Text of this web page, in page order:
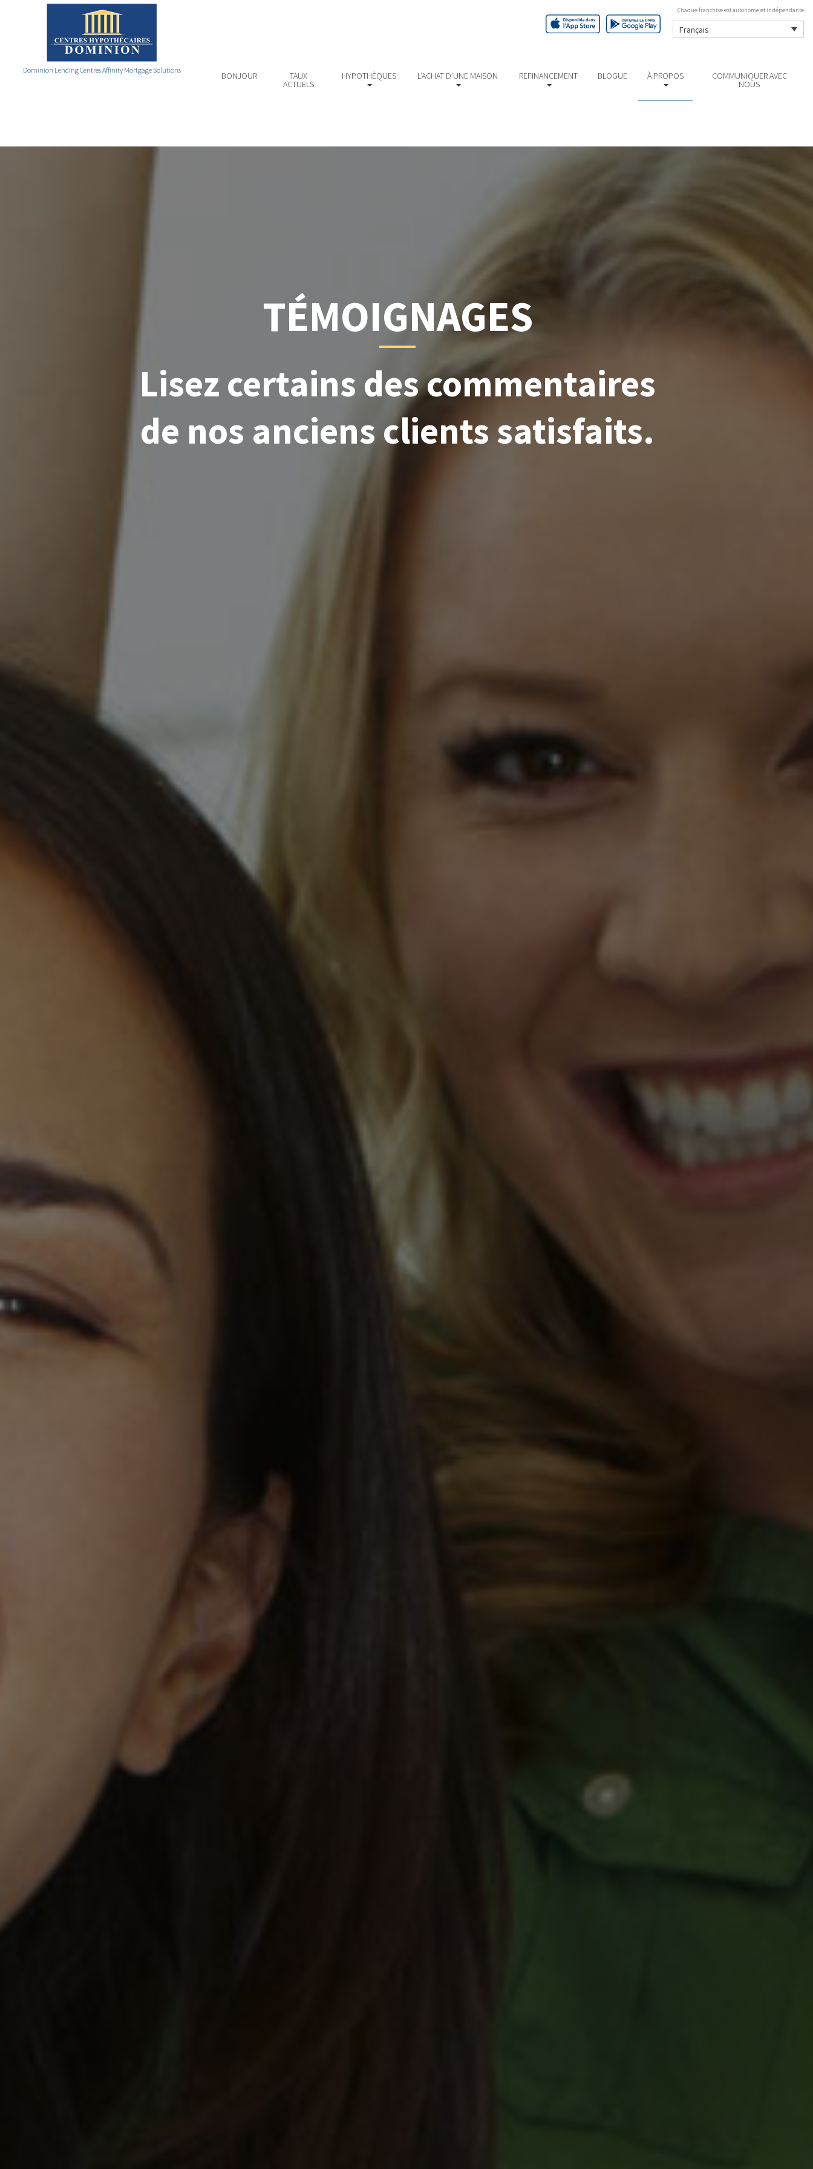
Dominion Lending Centres Affinity Mortgage Solutions
Chaque franchise est autonome et indépendante
Français
BONJOUR TAUX
ACTUELS
HYPOTHÈQUES L’ACHAT D’UNE MAISON REFINANCEMENT BLOGUE À PROPOS COMMUNIQUER AVEC
NOUS
TÉMOIGNAGES
Lisez certains des commentaires
de nos anciens clients satisfaits.